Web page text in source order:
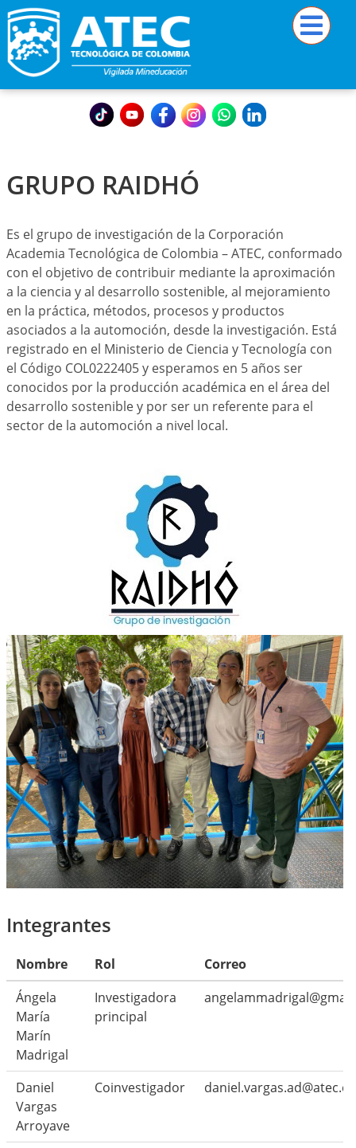
GRUPO RAIDHÓ
Es el grupo de investigación de la Corporación
Academia Tecnológica de Colombia – ATEC, conformado
con el objetivo de contribuir mediante la aproximación
a la ciencia y al desarrollo sostenible, al mejoramiento
en la práctica, métodos, procesos y productos
asociados a la automoción, desde la investigación. Está
registrado en el Ministerio de Ciencia y Tecnología con
el Código COL0222405 y esperamos en 5 años ser
conocidos por la producción académica en el área del
desarrollo sostenible y por ser un referente para el
sector de la automoción a nivel local.
Integrantes
Nombre Rol
Correo
Ángela
María
Marín
Madrigal
Investigadora
principal
Daniel
Vargas
Arroyave
Coinvestigador